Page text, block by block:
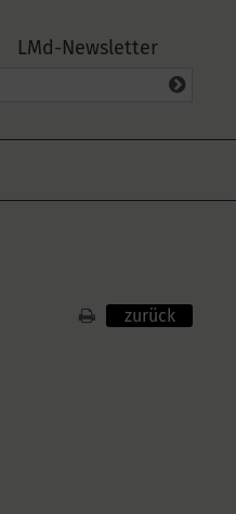
LMd-Newsletter
zurück